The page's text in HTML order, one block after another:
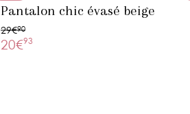
Pantalon chic évasé beige
29€90
20€93